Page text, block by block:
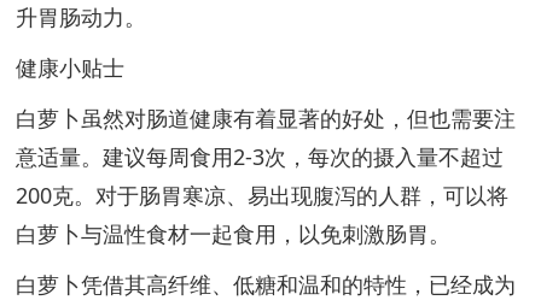
升胃肠动力。
健康小贴士
白萝卜虽然对肠道健康有着显著的好处，但也需要注
意适量。建议每周食用2-3次，每次的摄入量不超过
200克。对于肠胃寒凉、易出现腹泻的人群，可以将
白萝卜与温性食材一起食用，以免刺激肠胃。
白萝卜凭借其高纤维、低糖和温和的特性，已经成为